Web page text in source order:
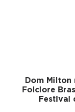
Dom
Folclore
Festival